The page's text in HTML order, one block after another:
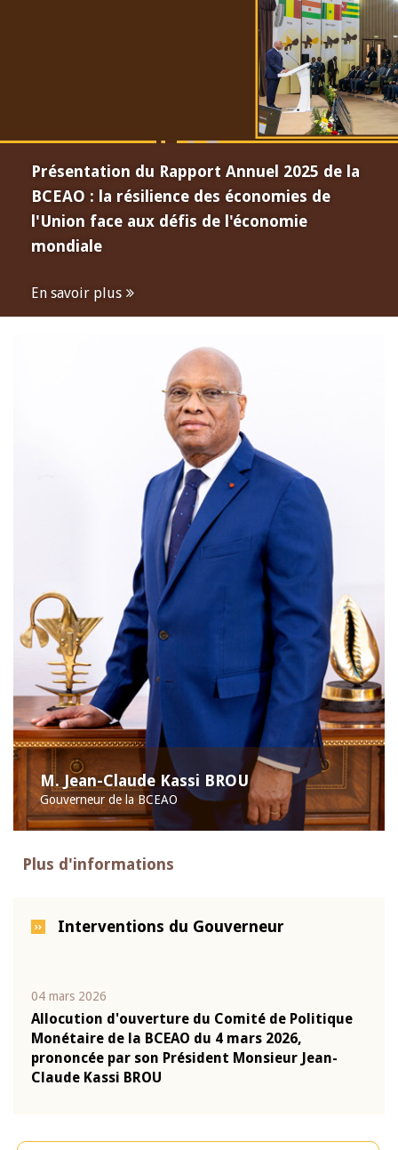
Présentation du Rapport Annuel 2025 de la
BCEAO : la résilience des économies de
l'Union face aux défis de l'économie
mondiale
En savoir plus
M. Jean-Claude Kassi BROU
Gouverneur de la BCEAO
Plus d'informations
Interventions du Gouverneur
04 mars 2026
Allocution d'ouverture du Comité de Politique
Monétaire de la BCEAO du 4 mars 2026,
prononcée par son Président Monsieur Jean-
Claude Kassi BROU